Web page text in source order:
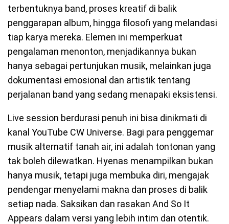
terbentuknya band, proses kreatif di balik
penggarapan album, hingga filosofi yang melandasi
tiap karya mereka. Elemen ini memperkuat
pengalaman menonton, menjadikannya bukan
hanya sebagai pertunjukan musik, melainkan juga
dokumentasi emosional dan artistik tentang
perjalanan band yang sedang menapaki eksistensi.
Live session berdurasi penuh ini bisa dinikmati di
kanal YouTube CW Universe. Bagi para penggemar
musik alternatif tanah air, ini adalah tontonan yang
tak boleh dilewatkan. Hyenas menampilkan bukan
hanya musik, tetapi juga membuka diri, mengajak
pendengar menyelami makna dan proses di balik
setiap nada. Saksikan dan rasakan And So It
Appears dalam versi yang lebih intim dan otentik.